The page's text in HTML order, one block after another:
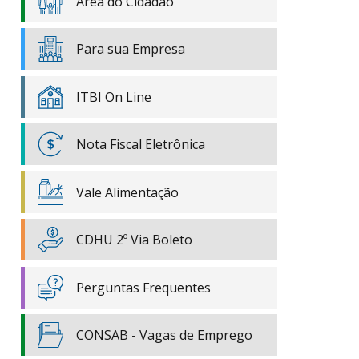
Para sua Empresa
ITBI On Line
Nota Fiscal Eletrônica
Vale Alimentação
CDHU 2º Via Boleto
Perguntas Frequentes
CONSAB - Vagas de Emprego